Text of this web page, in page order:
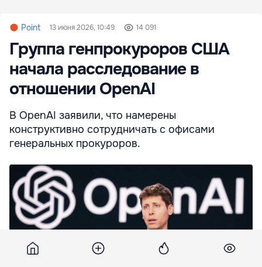
Point 13 июня 2026, 10:49 14 091
Группа генпрокуроров США
начала расследование в
отношении OpenAI
В OpenAI заявили, что намерены
конструктивно сотрудничать с офисами
генеральных прокуроров.